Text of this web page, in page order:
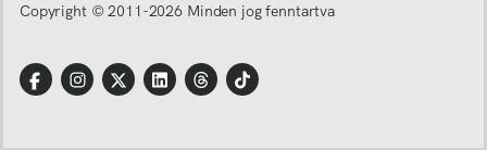
Copyright © 2011-2026 Minden jog fenntartva